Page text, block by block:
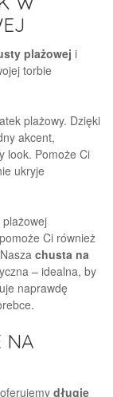
plażowej i
torbie
plażowy. Dzięki
akcent,
look. Pomoże Ci
ukryje
pomoże Ci również
chusta na
– idealna, by
naprawdę
NA
długie